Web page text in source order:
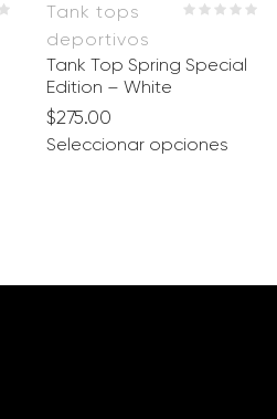
Tank tops
deportivos
Tank Top Spring Special
Edition – White
$275.00
Seleccionar opciones